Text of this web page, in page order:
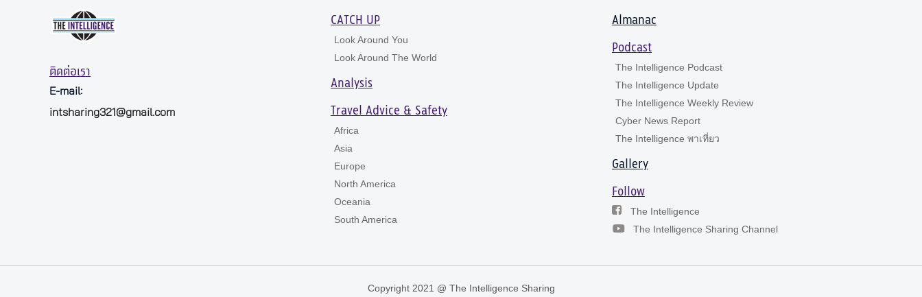
ติดต่อเรา
E-mail:
intsharing321@gmail.com
CATCH UP
Look Around You
Look Around The World
Analysis
Travel Advice & Safety
Africa
Asia
Europe
North America
Oceania
South America
Almanac
Podcast
The Intelligence Podcast
The Intelligence Update
The Intelligence Weekly Review
Cyber News Report
The Intelligence พาเที่ยว
Gallery
Follow
The Intelligence
The Intelligence Sharing Channel
Copyright 2021 @ The Intelligence Sharing